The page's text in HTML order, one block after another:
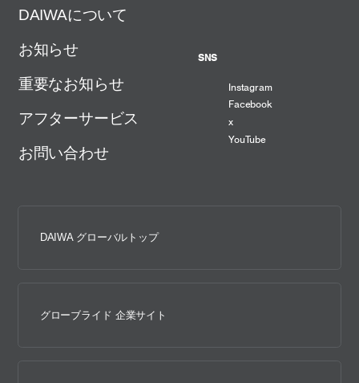
DAIWAについて
お知らせ
重要なお知らせ
アフターサービス
お問い合わせ
SNS
Instagram
Facebook
x
YouTube
DAIWA グローバルトップ
グローブライド 企業サイト